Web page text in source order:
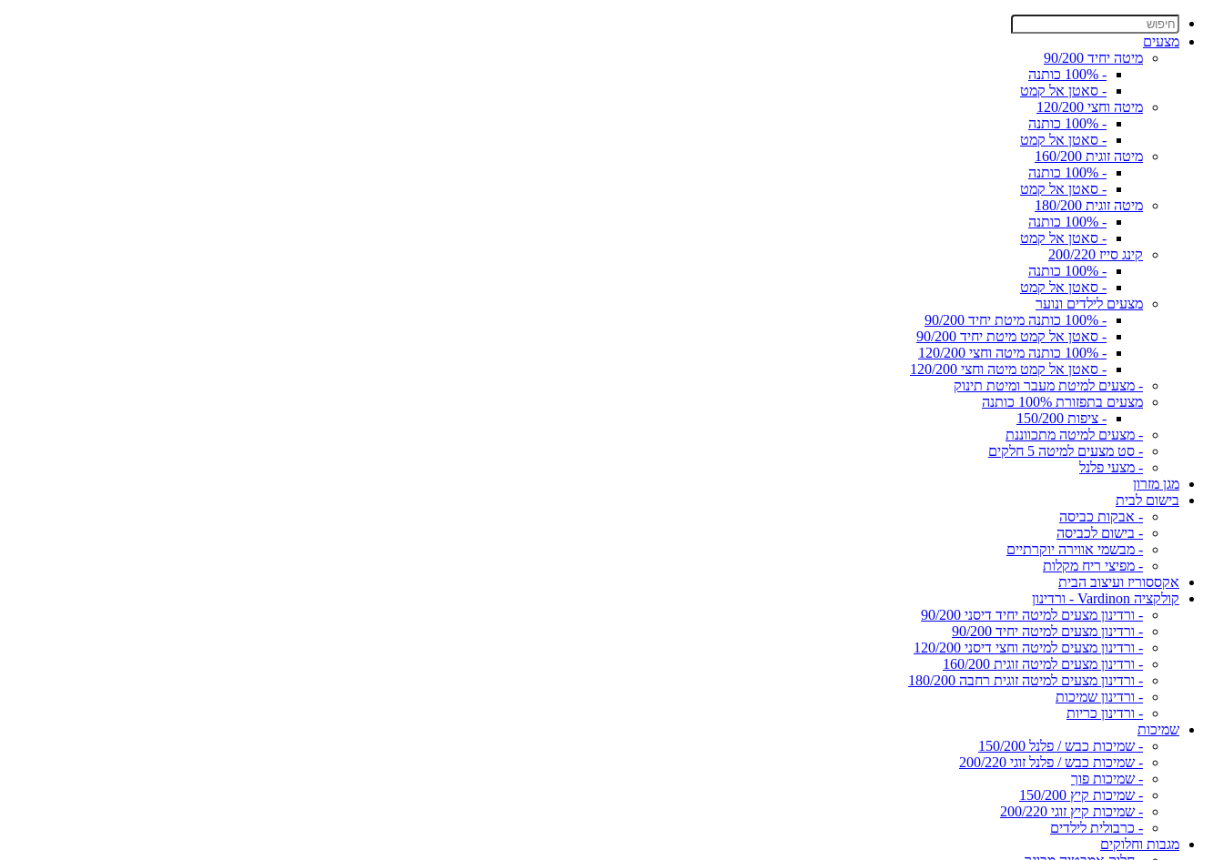
מצעים
מיטה יחיד 90/200
- 100% כותנה
- סאטן אל קמט
מיטה וחצי 120/200
- 100% כותנה
- סאטן אל קמט
מיטה זוגית 160/200
- 100% כותנה
- סאטן אל קמט
מיטה זוגית 180/200
- 100% כותנה
- סאטן אל קמט
קינג סייז 200/220
- 100% כותנה
- סאטן אל קמט
מצעים לילדים ונוער
- 100% כותנה מיטת יחיד 90/200
- סאטן אל קמט מיטת יחיד 90/200
- 100% כותנה מיטה וחצי 120/200
- סאטן אל קמט מיטה וחצי 120/200
- מצעים למיטת מעבר ומיטת תינוק
מצעים בתפזורת 100% כותנה
- ציפות 150/200
- מצעים למיטה מתכווננת
- סט מצעים למיטה 5 חלקים
- מצעי פלנל
מגן מזרון
בישום לבית
- אבקות כביסה
- בישום לכביסה
- מבשמי אווירה יוקרתיים
- מפיצי ריח מקלות
אקססוריז ועיצוב הבית
קולקציה Vardinon - ורדינון
- ורדינון מצעים למיטה יחיד דיסני 90/200
- ורדינון מצעים למיטה יחיד 90/200
- ורדינון מצעים למיטה וחצי דיסני 120/200
- ורדינון מצעים למיטה זוגית 160/200
- ורדינון מצעים למיטה זוגית רחבה 180/200
- ורדינון שמיכות
- ורדינון כריות
שמיכות
- שמיכות כבש / פלנל 150/200
- שמיכות כבש / פלנל זוגי 200/220
- שמיכות פוך
- שמיכות קיץ 150/200
- שמיכות קיץ זוגי 200/220
- כרבולית לילדים
מגבות וחלוקים